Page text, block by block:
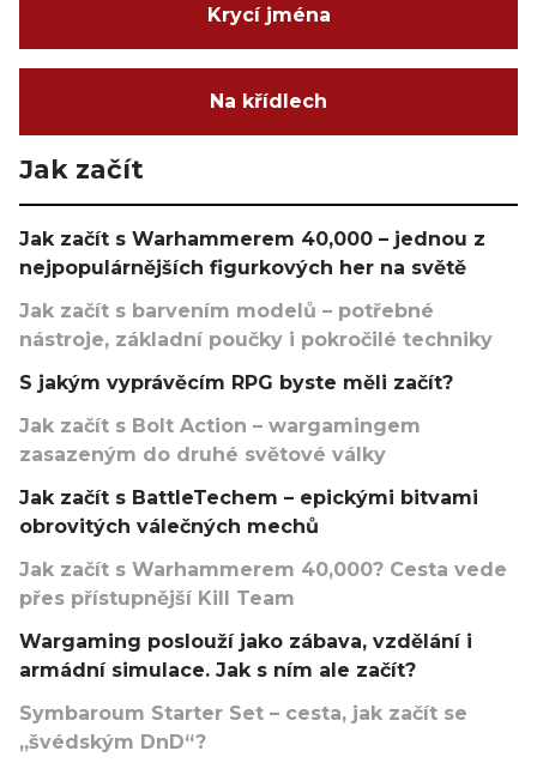
Krycí jména
Na křídlech
Jak začít
Jak začít s Warhammerem 40,000 – jednou z
nejpopulárnějších figurkových her na světě
Jak začít s barvením modelů – potřebné
nástroje, základní poučky i pokročilé techniky
S jakým vyprávěcím RPG byste měli začít?
Jak začít s Bolt Action – wargamingem
zasazeným do druhé světové války
Jak začít s BattleTechem – epickými bitvami
obrovitých válečných mechů
Jak začít s Warhammerem 40,000? Cesta vede
přes přístupnější Kill Team
Wargaming poslouží jako zábava, vzdělání i
armádní simulace. Jak s ním ale začít?
Symbaroum Starter Set – cesta, jak začít se
„švédským DnD“?